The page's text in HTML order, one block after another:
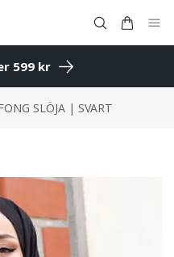
599 kr
SLÖJA | SVART